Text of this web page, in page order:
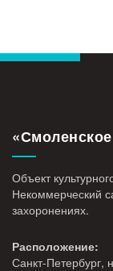
Объект
Некоммерческий
захоронениях.
Расположение:
Санкт-Петербург,